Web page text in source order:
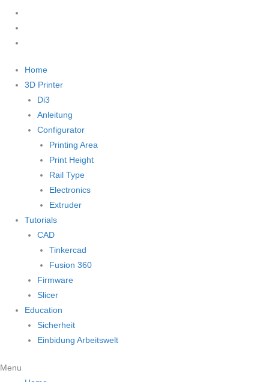
Home
3D Printer
Di3
Anleitung
Configurator
Printing Area
Print Height
Rail Type
Electronics
Extruder
Tutorials
CAD
Tinkercad
Fusion 360
Firmware
Slicer
Education
Sicherheit
Einbidung Arbeitswelt
Menu